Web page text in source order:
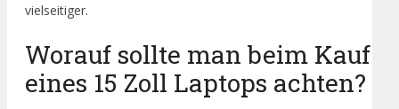
vielseitiger.
Worauf sollte man beim Kauf
eines 15 Zoll Laptops achten?